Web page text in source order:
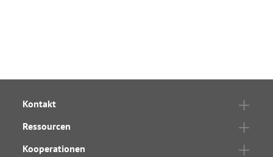
Kontakt
Ressourcen
Kooperationen